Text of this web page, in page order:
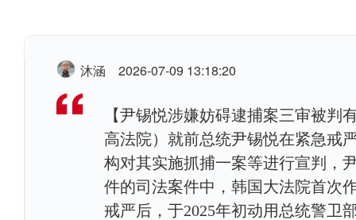
沐涵 2026-07-09 13:18:20
【尹锡悦涉嫌妨碍逮捕案三审被判
高法院）就前总统尹锡悦在紧急戒
构对其实施抓捕一案等进行宣判，
件的司法案件中，韩国大法院首次
戒严后，于2025年初动用总统警卫